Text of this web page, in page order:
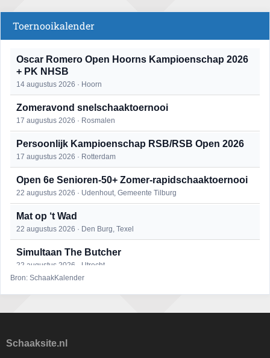
Toernooikalender
Oscar Romero Open Hoorns Kampioenschap 2026
+ PK NHSB
14 augustus 2026 · Hoorn
Zomeravond snelschaaktoernooi
17 augustus 2026 · Rosmalen
Persoonlijk Kampioenschap RSB/RSB Open 2026
17 augustus 2026 · Rotterdam
Open 6e Senioren-50+ Zomer-rapidschaaktoernooi
22 augustus 2026 · Udenhout, Gemeente Tilburg
Mat op ‘t Wad
22 augustus 2026 · Den Burg, Texel
Simultaan The Butcher
22 augustus 2026 · Utrecht
25 augustus 2026 · Bunschoten-Spakenburg
Bron: SchaakKalender
Schaaksite.nl